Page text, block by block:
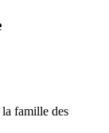
famille des